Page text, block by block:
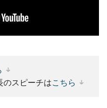
のスピーチはこちら